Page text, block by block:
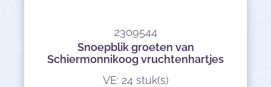
2309544
Snoepblik groeten van
Schiermonnikoog vruchtenhartjes
VE: 24 stuk(s)